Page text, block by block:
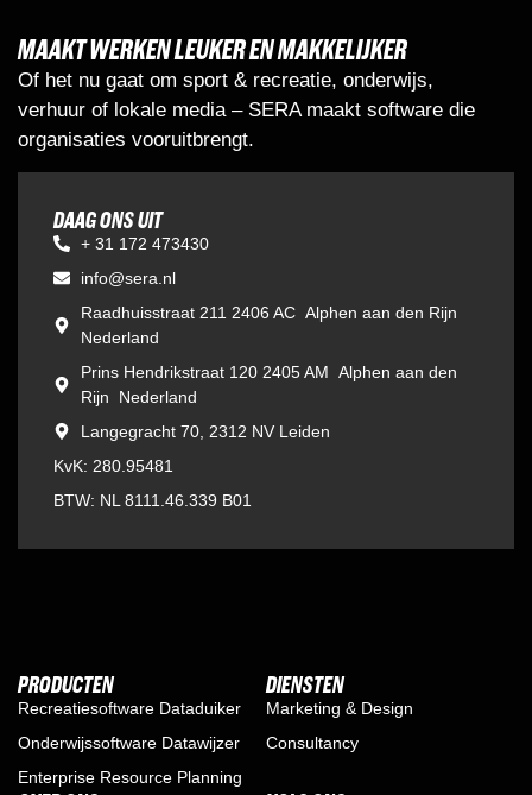
MAAKT WERKEN LEUKER EN MAKKELIJKER
Of het nu gaat om sport & recreatie, onderwijs,
verhuur of lokale media – SERA maakt software die
organisaties vooruitbrengt.
DAAG ONS UIT
+ 31 172 473430
info@sera.nl
Raadhuisstraat 211 2406 AC Alphen aan den Rijn
Nederland
Prins Hendrikstraat 120 2405 AM Alphen aan den
Rijn Nederland
Langegracht 70, 2312 NV Leiden
KvK: 280.95481
BTW: NL 8111.46.339 B01
PRODUCTEN
Recreatiesoftware Dataduiker
Onderwijssoftware Datawijzer
Enterprise Resource Planning
DIENSTEN
Marketing & Design
Consultancy